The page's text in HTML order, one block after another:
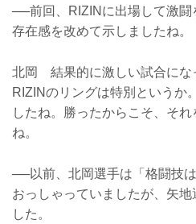
──前回、RIZINに出場して激
存在感を改めて示しましたね。
北岡 結果的に激しい試合にな
RIZINのリングは特別というか
したね。勝ったからこそ、そ
ね。
──以前、北岡選手は「格闘技
おっしゃっていましたが、矢
した。